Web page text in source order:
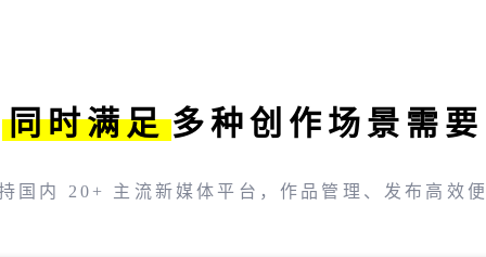
同时满足 多种创作场景需要
国内 20+ 主流新媒体平台，作品管理、发布高效